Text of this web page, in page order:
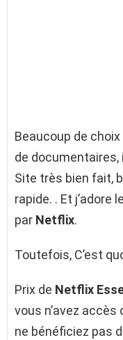
Beaucoup de
de documentaires,
Site très bien fait,
rapide. . Et
par Netflix.
Toutefois, C’est
Prix de Netflix
vous n’avez accès
ne bénéficiez pas